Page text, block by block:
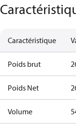
Caractéristique
Poids brut
Poids Net
Volume